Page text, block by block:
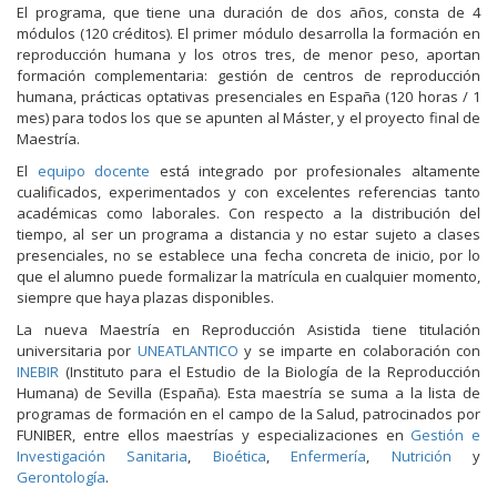
El programa, que tiene una duración de dos años, consta de 4
módulos (120 créditos). El primer módulo desarrolla la formación en
reproducción humana y los otros tres, de menor peso, aportan
formación complementaria: gestión de centros de reproducción
humana, prácticas optativas presenciales en España (120 horas / 1
mes) para todos los que se apunten al Máster, y el proyecto final de
Maestría.
El equipo docente está integrado por profesionales altamente
cualificados, experimentados y con excelentes referencias tanto
académicas como laborales. Con respecto a la distribución del
tiempo, al ser un programa a distancia y no estar sujeto a clases
presenciales, no se establece una fecha concreta de inicio, por lo
que el alumno puede formalizar la matrícula en cualquier momento,
siempre que haya plazas disponibles.
La nueva Maestría en Reproducción Asistida tiene titulación
universitaria por UNEATLANTICO y se imparte en colaboración con
INEBIR (Instituto para el Estudio de la Biología de la Reproducción
Humana) de Sevilla (España). Esta maestría se suma a la lista de
programas de formación en el campo de la Salud, patrocinados por
FUNIBER, entre ellos maestrías y especializaciones enGestión e
Investigación Sanitaria
Bioética ,Enfermería Nutrición y
Gerontología.